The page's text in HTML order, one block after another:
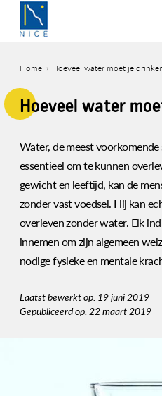
Overslaan
naar
inhoud
gaan
Home Hoeveel water moet je
Hoeveel water
Water, de meest
essentieel om te kunnen
gewicht en leeftijd, kan de
zonder vast voedsel. Hij kan
overleven zonder water. Elk
innemen om zijn algemeen
nodige fysieke en mentale
Laatst bewerkt op: 19 juni 2019
Gepubliceerd op: 22 maart 2019